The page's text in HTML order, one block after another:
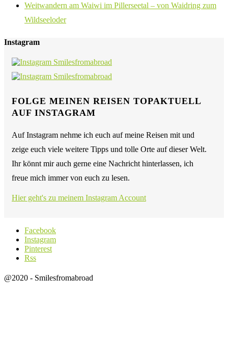
Weitwandern am Waiwi im Pillerseetal – von Waidring zum
Wildseeloder
Instagram
FOLGE MEINEN REISEN TOPAKTUELL
AUF INSTAGRAM
Auf Instagram nehme ich euch auf meine Reisen mit und
zeige euch viele weitere Tipps und tolle Orte auf dieser Welt.
Ihr könnt mir auch gerne eine Nachricht hinterlassen, ich
freue mich immer von euch zu lesen.
Hier geht's zu meinem Instagram Account
Facebook
Instagram
Pinterest
Rss
@2020 - Smilesfromabroad